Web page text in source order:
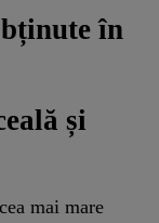
în
și
mai mare